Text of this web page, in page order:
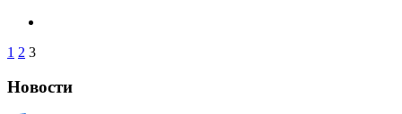
1 2 3
Новости